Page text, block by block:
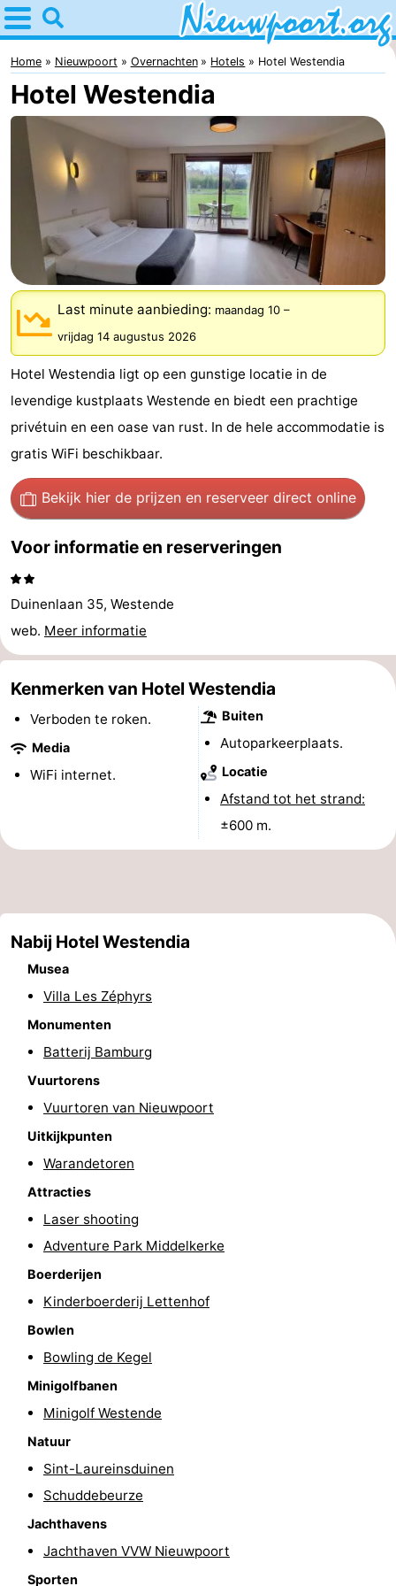
Home
Nieuwpoort
Tips
Voor
kinderen
Overnachten
Appartementen
Holiday
Suites
Nieuwpoort
-
Holiday
Suites
Westende
Bed
(&
breakfasts)
Campings
Hotels
Vakantiehuizen
-
Nieuwpoort
-
Oostduinkerke
zee
-
minutes
Strand
Zien
doen
-
-
Boerderijen
Speeltuinen
Binnenspeeltuinen
centra
Dorpen
Steden
Natuur
Sporten
Zwembaden
Fietsen
Paardrijden
Surfen
Eten
drinken
Jachthaven
Evenementen
Home Nieuwpoort Overnachten Hotels Hotel Westendia
Hotel Westendia
Last minute aanbieding: maandag 10 –
vrijdag 14 augustus 2026
Hotel Westendia ligt op een gunstige locatie in de
levendige kustplaats Westende en biedt een prachtige
privétuin en een oase van rust. In de hele accommodatie is
gratis WiFi beschikbaar.
Bekijk hier de prijzen en reserveer direct online
Voor informatie en reserveringen
Duinenlaan 35, Westende
web. Meer informatie
Kenmerken van Hotel Westendia
Verboden te roken.
Media
WiFi internet.
Buiten
Autoparkeerplaats.
Locatie
Afstand tot het strand:
±600 m.
Nabij Hotel Westendia
Musea
Villa Les Zéphyrs
Monumenten
Batterij Bamburg
Vuurtorens
Vuurtoren van Nieuwpoort
Uitkijkpunten
Warandetoren
Attracties
Laser shooting
Adventure Park Middelkerke
Boerderijen
Kinderboerderij Lettenhof
Bowlen
Bowling de Kegel
Minigolfbanen
Minigolf Westende
Natuur
Sint-Laureinsduinen
Schuddebeurze
Jachthavens
Jachthaven VVW Nieuwpoort
Sporten